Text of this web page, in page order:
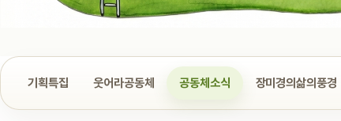
기획특집 웃어라공동체 공동체소식 장미경의삶의풍경